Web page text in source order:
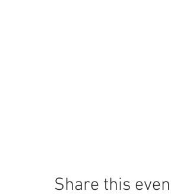
Share this